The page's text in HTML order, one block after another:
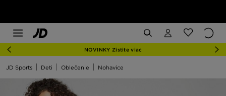
NOVINKY Zistite viac
JD Sports Deti Oblečenie Nohavice